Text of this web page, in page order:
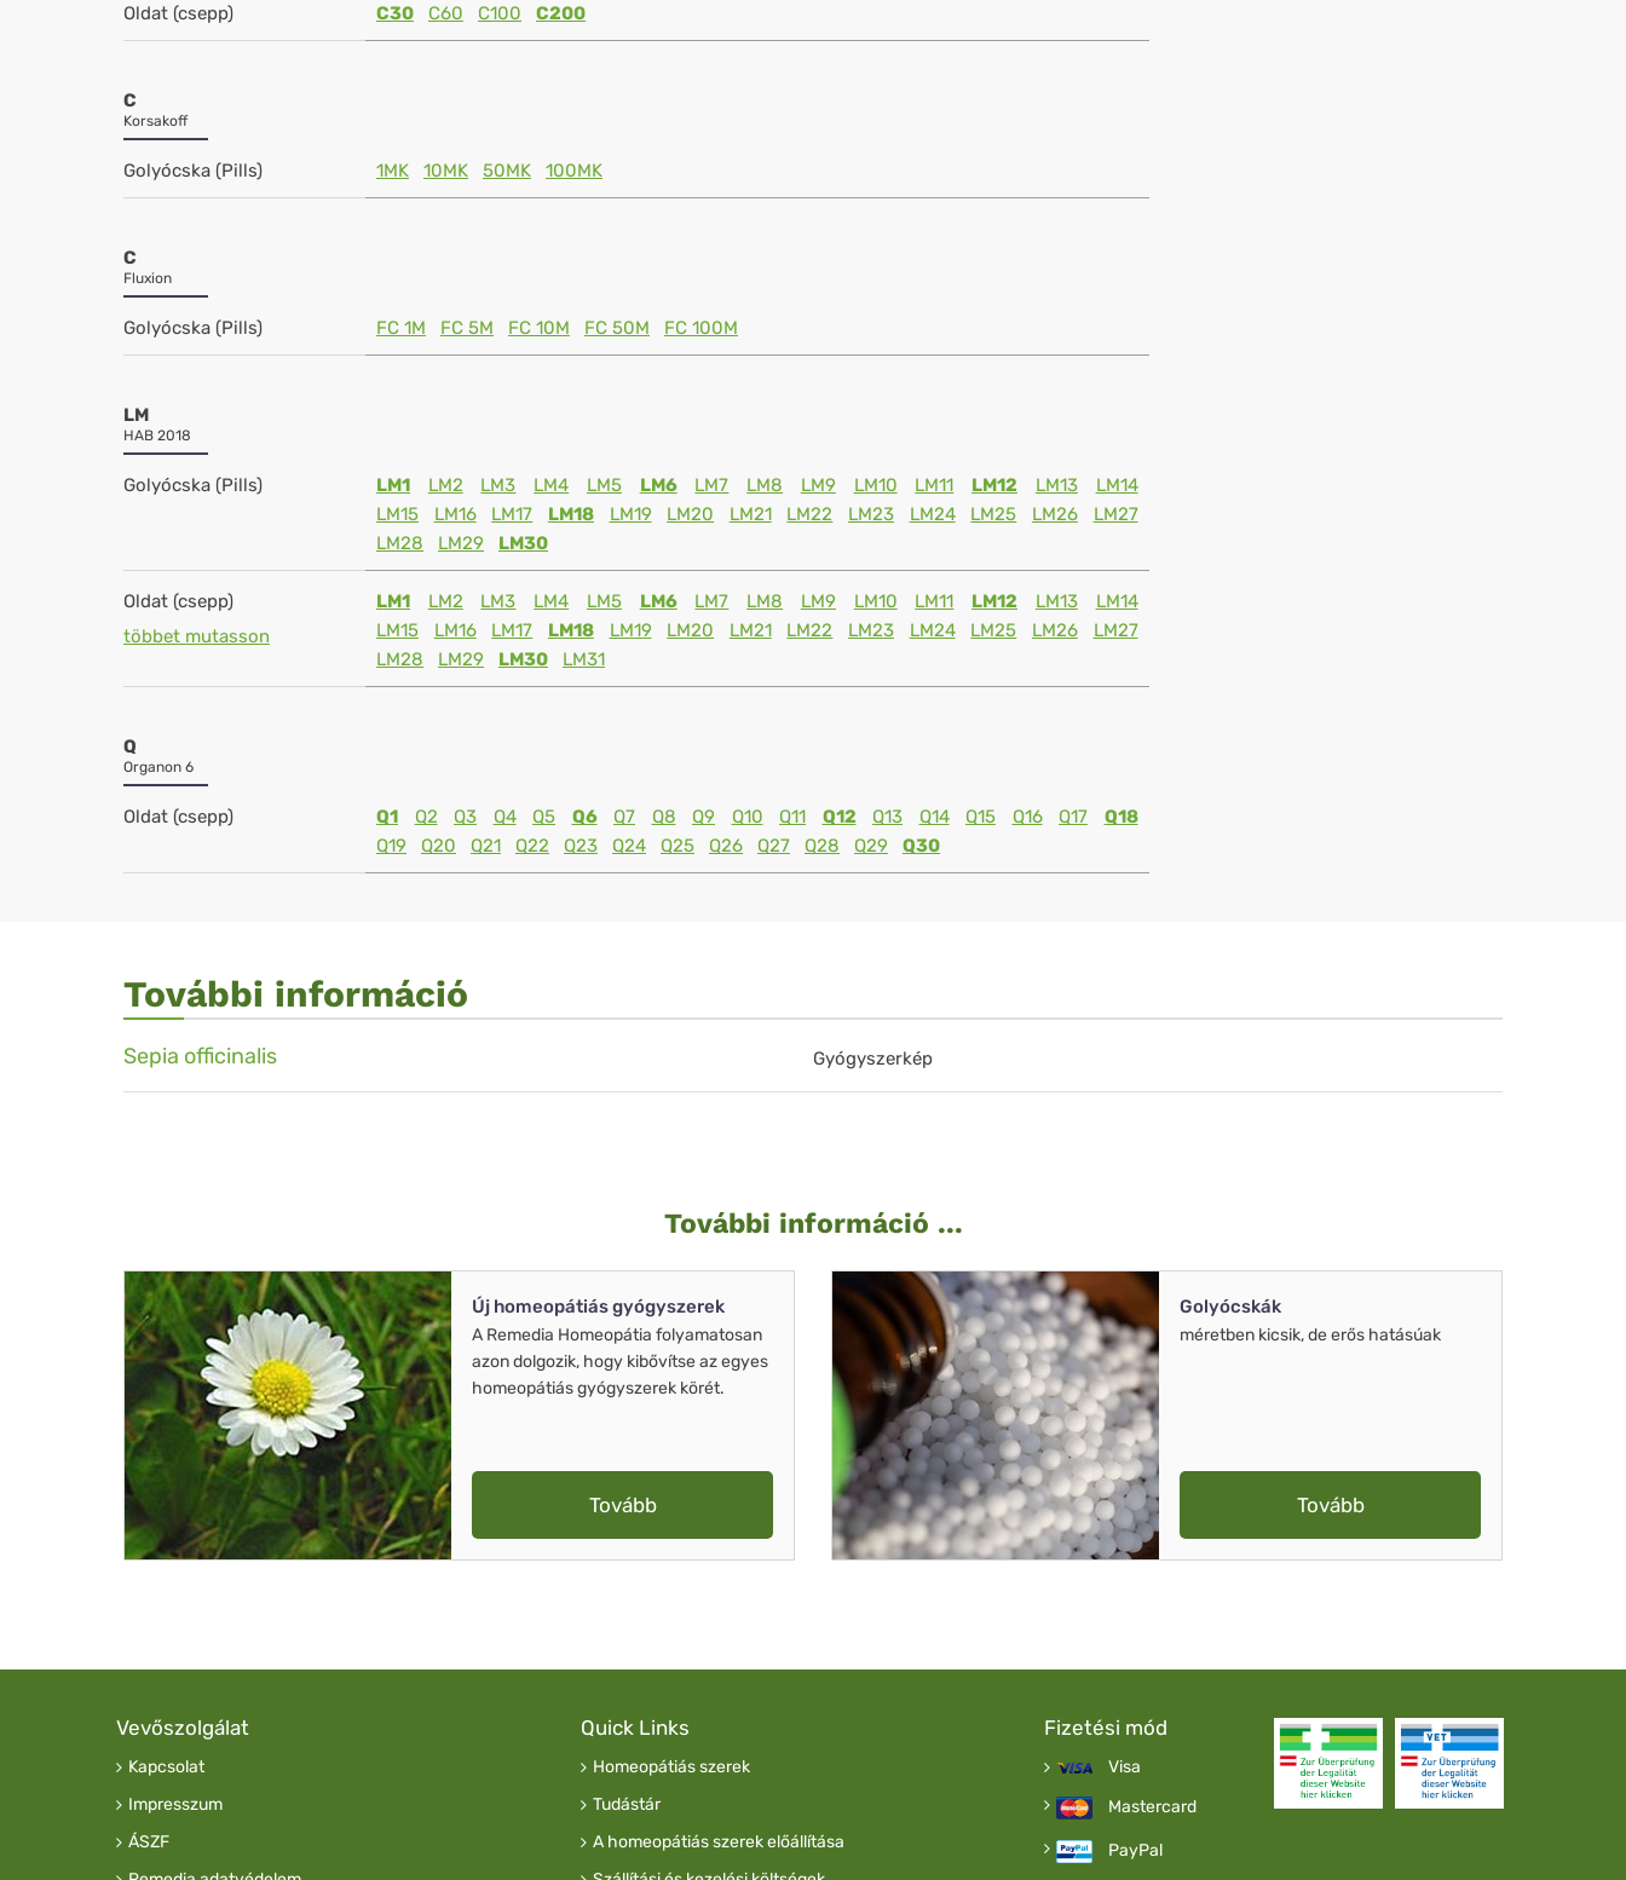
Oldat (csepp) C30 C60 C100 C200
C
Korsakoff
Golyócska (Pills) 1MK 10MK 50MK 100MK
C
Fluxion
Golyócska (Pills) FC 1M FC 5M FC 10M FC 50M FC 100M
LM
HAB 2018
Golyócska (Pills) LM1 LM2 LM3 LM4 LM5 LM6 LM7 LM8 LM9 LM10 LM11 LM12 LM13
LM14
LM15
LM16 LM17 LM18 LM19 LM20 LM21 LM22 LM23 LM24 LM25 LM26
LM27
LM28
LM29 LM30
Oldat (csepp)
többet mutasson
LM1 LM2 LM3 LM4 LM5 LM6 LM7 LM8 LM9 LM10 LM11 LM12 LM13
LM14
LM15
LM16 LM17 LM18 LM19 LM20 LM21 LM22 LM23 LM24 LM25 LM26
LM27
LM28
LM29 LM30 LM31
Q
Organon 6
Oldat (csepp) Q1 Q2 Q3 Q4 Q5 Q6 Q7 Q8 Q9 Q10 Q11 Q12 Q13 Q14 Q15 Q16 Q17
Q18
Q19
Q20 Q21 Q22 Q23 Q24 Q25 Q26 Q27 Q28 Q29 Q30
További információ
Sepia officinalis Gyógyszerkép
További információ ...
Új homeopátiás gyógyszerek
A Remedia Homeopátia folyamatosan
azon dolgozik, hogy kibővítse az egyes
homeopátiás gyógyszerek körét.
Tovább
Golyócskák
méretben kicsik, de erős hatásúak
Tovább
Vevőszolgálat
Kapcsolat
Impresszum
ÁSZF
Quick Links
Homeopátiás szerek
Tudástár
A homeopátiás szerek előállítása
Fizetési mód
Visa
Mastercard
PayPal